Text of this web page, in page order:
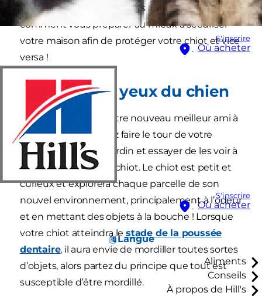
S'inscrire
Où acheter
S'inscrire
Où acheter
Langue
Aliments
Conseils
À propos de Hill's
jardin. Dans cet article, vous allez découvrir
comment vous préparer au mieux à sécuriser
votre maison afin de protéger votre chiot et vice
versa !
À travers les yeux du chien
Avant de ramener votre nouveau meilleur ami à
la maison, vous devez faire le tour de votre
maison et de votre jardin et essayer de les voir à
travers les yeux d’un chiot. Le chiot est petit et
curieux et explorera chaque parcelle de son
nouvel environnement, principalement à l’odeur
et en mettant des objets à la bouche ! Lorsque
votre chiot atteindra lestade de la poussée
dentaire, il aura envie de mordiller toutes sortes
d’objets, alors partez du principe que tout est
susceptible d’être mordillé.